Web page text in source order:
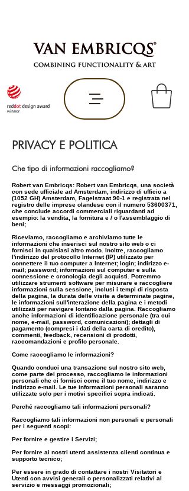
PRIVACY E POLITICA
Che tipo di informazioni raccogliamo?
Robert van Embricqs: Robert van Embricqs, una società
con sede ufficiale ad Amsterdam, indirizzo di ufficio a
(1052 GH) Amsterdam, Fagelstraat 90-1 e registrata nel
registro delle imprese olandese con il numero 53600371
che conclude accordi commerciali riguardanti ad
esempio: la vendita, la fornitura e / o l'assemblaggio di
beni;
Riceviamo, raccogliamo e archiviamo tutte le
informazioni che inserisci sul nostro sito web o ci
fornisci in qualsiasi altro modo. Inoltre, raccogliamo
l'indirizzo del protocollo Internet (IP) utilizzato per
connettere il tuo computer a Internet; login; indirizzo e-
mail; password; informazioni sul computer e sulla
connessione e cronologia degli acquisti. Potremmo
utilizzare strumenti software per misurare e raccogliere
informazioni sulla sessione, inclusi i tempi di risposta
della pagina, la durata delle visite a determinate pagine,
le informazioni sull'interazione della pagina e i metodi
utilizzati per navigare lontano dalla pagina. Raccogliamo
anche informazioni di identificazione personale (tra cui
nome, e-mail, password, comunicazioni); dettagli di
pagamento (compresi i dati della carta di credito),
commenti, feedback, recensioni di prodotti,
raccomandazioni e profilo personale.
Come raccogliamo le informazioni?
Quando conduci una transazione sul nostro sito web,
come parte del processo, raccogliamo le informazioni
personali che ci fornisci come il tuo nome, indirizzo e
indirizzo e-mail. Le tue informazioni personali saranno
utilizzate solo per i motivi specifici sopra indicati.
Perché raccogliamo tali informazioni personali?
Raccogliamo tali informazioni non personali e personali
per i seguenti scopi:
Per fornire e gestire i Servizi;
Per fornire ai nostri utenti assistenza clienti continua e
supporto tecnico;
Per essere in grado di contattare i nostri Visitatori e
Utenti con avvisi generali o personalizzati relativi al
servizio e messaggi promozionali;